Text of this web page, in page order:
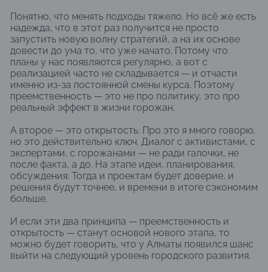
Понятно, что менять подходы тяжело. Но всё же есть
надежда, что в этот раз получится не просто
запустить новую волну стратегий, а на их основе
довести до ума то, что уже начато. Потому что
планы у нас появляются регулярно, а вот с
реализацией часто не складывается — и отчасти
именно из-за постоянной смены курса. Поэтому
преемственность — это не про политику, это про
реальный эффект в жизни горожан.
А второе — это открытость. Про это я много говорю,
но это действительно ключ. Диалог с активистами, с
экспертами, с горожанами — не ради галочки, не
после факта, а до. На этапе идеи, планирования,
обсуждения. Тогда и проектам будет доверие, и
решения будут точнее, и времени в итоге сэкономим
больше.
И если эти два принципа — преемственность и
открытость — станут основой нового этапа, то
можно будет говорить, что у Алматы появился шанс
выйти на следующий уровень городского развития.